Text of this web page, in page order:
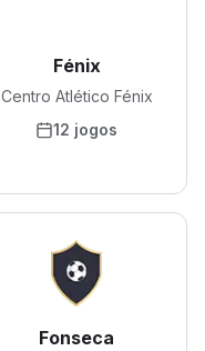
Fénix
Centro Atlético Fénix
12 jogos
Fonseca